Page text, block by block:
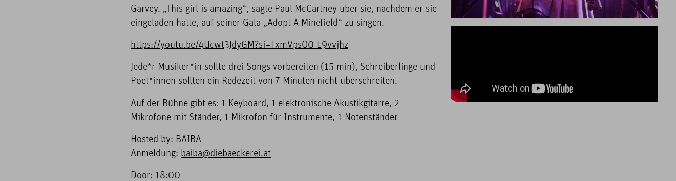
Garvey. „This girl is amazing“, sagte Paul McCartney über sie, nachdem er sie
eingeladen hatte, auf seiner Gala „Adopt A Minefield“ zu singen.
https://youtu.be/4Ucwt3JdyGM?si=FxmVpsO0_E9vvjhz
Jede*r Musiker*in sollte drei Songs vorbereiten (15 min), Schreiberlinge und
Poet*innen sollten ein Redezeit von 7 Minuten nicht überschreiten.
Auf der Bühne gibt es: 1 Keyboard, 1 elektronische Akustikgitarre, 2
Mikrofone mit Ständer, 1 Mikrofon für Instrumente, 1 Notenständer
Hosted by: BAIBA
Anmeldung: baiba@diebaeckerei.at
Door: 18:00